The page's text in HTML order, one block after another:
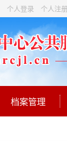
个人登录 个人注
档案管理